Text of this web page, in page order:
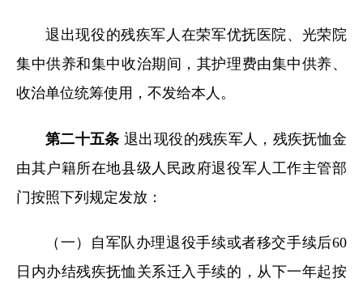
退出现役的残疾军人在荣军优抚医院、光荣院
集中供养和集中收治期间，其护理费由集中供养、
收治单位统筹使用，不发给本人。
第二十五条 退出现役的残疾军人，残疾抚恤金
由其户籍所在地县级人民政府退役军人工作主管部
门按照下列规定发放：
（一）自军队办理退役手续或者移交手续后60
日内办结残疾抚恤关系迁入手续的，从下一年起按